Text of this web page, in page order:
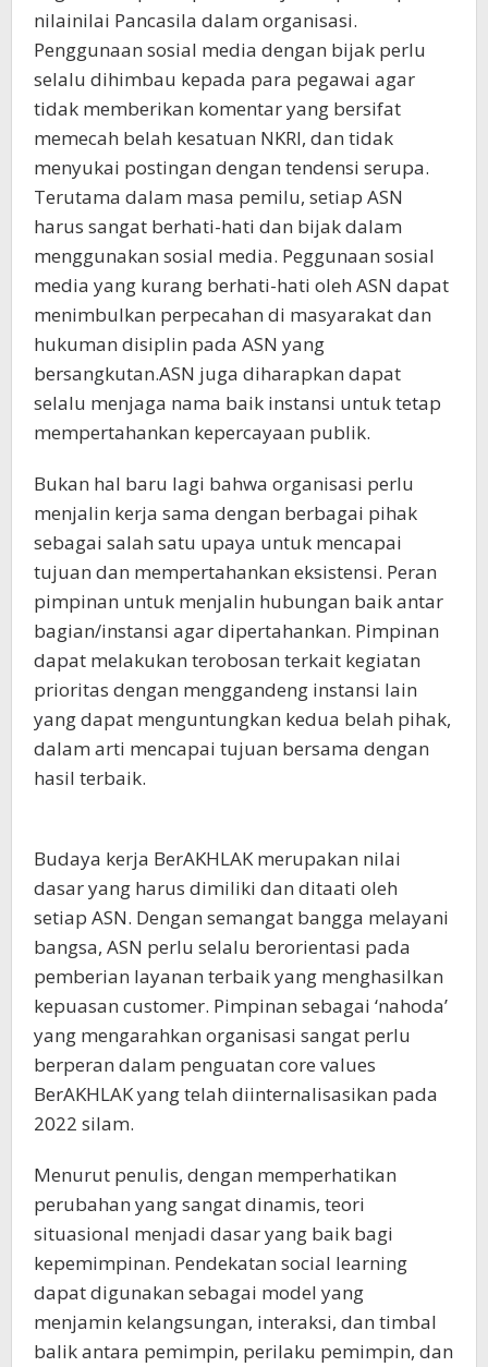
nilainilai Pancasila dalam organisasi.
Penggunaan sosial media dengan bijak perlu
selalu dihimbau kepada para pegawai agar
tidak memberikan komentar yang bersifat
memecah belah kesatuan NKRI, dan tidak
menyukai postingan dengan tendensi serupa.
Terutama dalam masa pemilu, setiap ASN
harus sangat berhati-hati dan bijak dalam
menggunakan sosial media. Peggunaan sosial
media yang kurang berhati-hati oleh ASN dapat
menimbulkan perpecahan di masyarakat dan
hukuman disiplin pada ASN yang
bersangkutan.ASN juga diharapkan dapat
selalu menjaga nama baik instansi untuk tetap
mempertahankan kepercayaan publik.
Bukan hal baru lagi bahwa organisasi perlu
menjalin kerja sama dengan berbagai pihak
sebagai salah satu upaya untuk mencapai
tujuan dan mempertahankan eksistensi. Peran
pimpinan untuk menjalin hubungan baik antar
bagian/instansi agar dipertahankan. Pimpinan
dapat melakukan terobosan terkait kegiatan
prioritas dengan menggandeng instansi lain
yang dapat menguntungkan kedua belah pihak,
dalam arti mencapai tujuan bersama dengan
hasil terbaik.
Budaya kerja BerAKHLAK merupakan nilai
dasar yang harus dimiliki dan ditaati oleh
setiap ASN. Dengan semangat bangga melayani
bangsa, ASN perlu selalu berorientasi pada
pemberian layanan terbaik yang menghasilkan
kepuasan customer. Pimpinan sebagai ‘nahoda’
yang mengarahkan organisasi sangat perlu
berperan dalam penguatan core values
BerAKHLAK yang telah diinternalisasikan pada
2022 silam.
Menurut penulis, dengan memperhatikan
perubahan yang sangat dinamis, teori
situasional menjadi dasar yang baik bagi
kepemimpinan. Pendekatan social learning
dapat digunakan sebagai model yang
menjamin kelangsungan, interaksi, dan timbal
balik antara pemimpin, perilaku pemimpin, dan